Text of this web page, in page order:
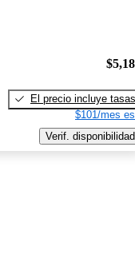
El precio incluye tasas
$101/mes
Verif. disponibilidad